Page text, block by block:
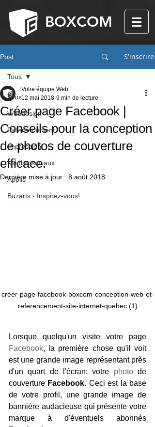
BOXCOM
Post S'inscrire
Tous
Webdesign
Référencement
Impression
Médias sociaux
Applis
Buzarts - Inspirez-vous!
Tous
Créer page Facebook |
Conseils pour la conception
de photos de couverture
efficace.
Votre équipe Web
12 mai 2018 9 min de lecture
Dernière mise à jour : 8 août 2018
créer-page-facebook-boxcom-conception-web-et-
referencement-site-internet-quebec (1)
Facebook, la première chose qu'il voit
est une grande image représentant près
d'un quart de l'écran: votre photo de
couverture Facebook. Ceci est la base
de votre profil, une grande image de
bannière audacieuse qui présente votre